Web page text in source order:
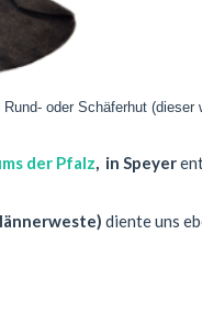
Rund- oder Schäferhut
der Pfalz, in Speyer
diente uns